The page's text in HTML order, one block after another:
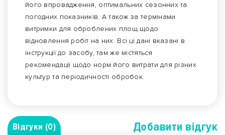
його впровадження, оптимальних сезонних та
погодних показників. А також за термінами
витримки для оброблених площ щодо
відновлення робіт на них. Всі ці дані вказані в
інструкції до засобу, там же містяться
рекомендації щодо норм його витрати для різних
культур та періодичності обробок.
Відгуки (0) Добавити вiдгук